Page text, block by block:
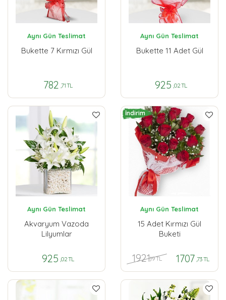
Aynı Gün Teslimat
Bukette 7 Kırmızı Gül
782 ,71 TL
Aynı Gün Teslimat
Bukette 11 Adet Gül
925 ,02 TL
Aynı Gün Teslimat
Akvaryum Vazoda
Lilyumlar
925 ,02 TL
İndirim
Aynı Gün Teslimat
15 Adet Kırmızı Gül
Buketi
1921,19 TL 1707 ,73 TL